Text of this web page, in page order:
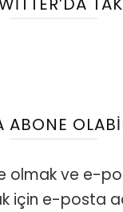
ABONE
olmak ve e-
için e-posta